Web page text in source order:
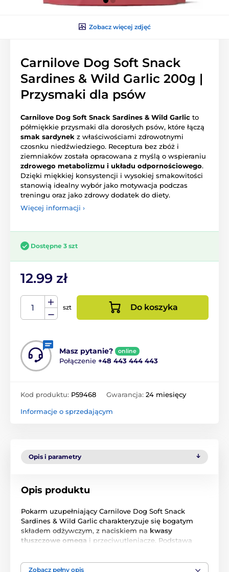
Zobacz więcej zdjęć
Carnilove Dog Soft Snack
Sardines & Wild Garlic 200g |
Przysmaki dla psów
Carnilove Dog Soft Snack Sardines & Wild Garlic to
półmiękkie przysmaki dla dorosłych psów, które łączą
smak sardynek z właściwościami zdrowotnymi
czosnku niedźwiedziego. Receptura bez zbóż i
ziemniaków została opracowana z myślą o wspieraniu
zdrowego metabolizmu i układu odpornościowego.
Dzięki miękkiej konsystencji i wysokiej smakowitości
stanowią idealny wybór jako motywacja podczas
treningu oraz jako zdrowy dodatek do diety.
Więcej informacji ›
Dostępne 3 szt
12.99 zł
szt Do koszyka
Masz pytanie? online
Połączenie +48 443 444 443
Kod produktu: P59468 Gwarancja: 24 miesięcy
Informacje o sprzedającym
Opis i parametry
Opis produktu
Pokarm uzupełniający Carnilove Dog Soft Snack
Sardines & Wild Garlic charakteryzuje się bogatym
składem odżywczym, z naciskiem na kwasy
tłuszczowe omega i przeciwutleniacze. Podstawą
przyswajalne. Ta miękka przekąska została
Zobacz pełny opis